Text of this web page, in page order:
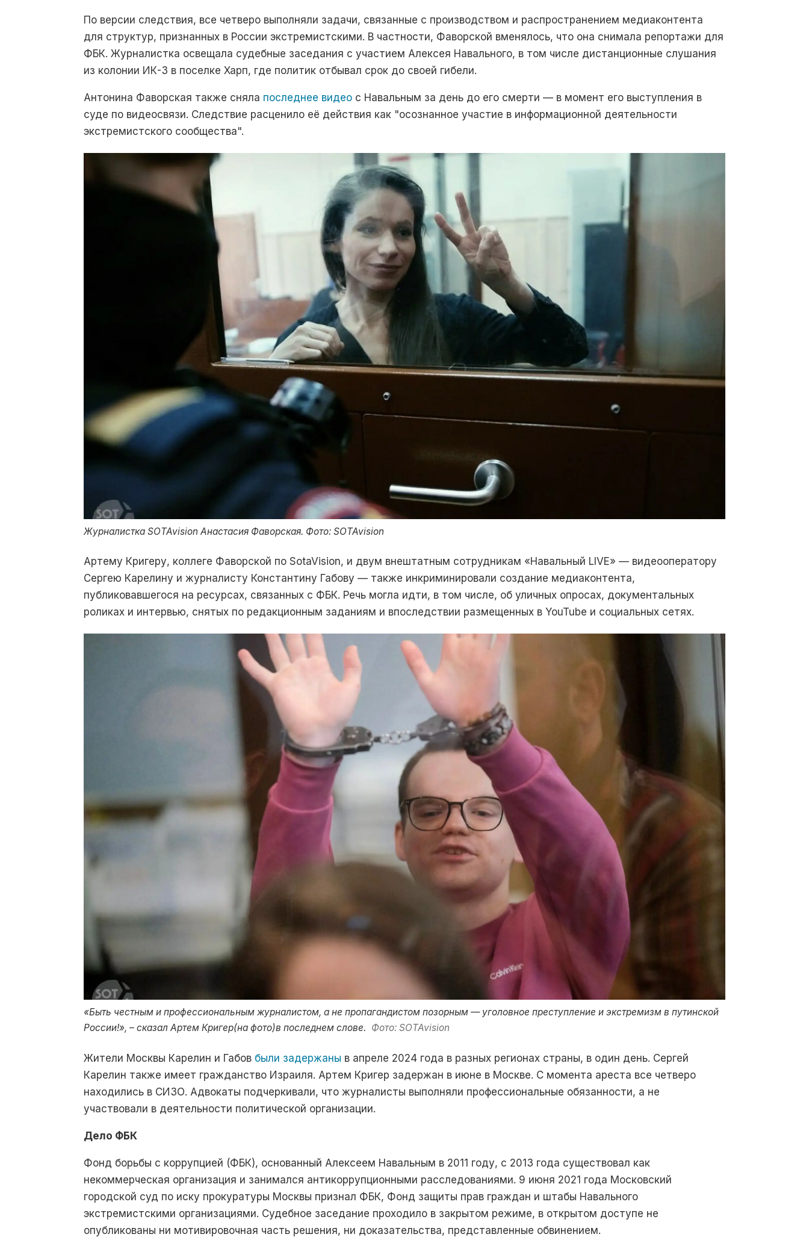
По версии следствия, все четверо выполняли задачи, связанные с производством и распространением медиаконтента
для структур, признанных в России экстремистскими. В частности, Фаворской вменялось, что она снимала репортажи для
ФБК. Журналистка освещала судебные заседания с участием Алексея Навального, в том числе дистанционные слушания
из колонии ИК-3 в поселке Харп, где политик отбывал срок до своей гибели.
Антонина Фаворская также сняла последнее видео с Навальным за день до его смерти — в момент его выступления в
суде по видеосвязи. Следствие расценило её действия как "осознанное участие в информационной деятельности
экстремистского сообщества".
Журналистка SOTAvision Анастасия Фаворская. Фото: SOTAvision
Артему Кригеру, коллеге Фаворской по SotaVision, и двум внештатным сотрудникам «Навальный LIVE» — видеооператору
Сергею Карелину и журналисту Константину Габову — также инкриминировали создание медиаконтента,
публиковавшегося на ресурсах, связанных с ФБК. Речь могла идти, в том числе, об уличных опросах, документальных
роликах и интервью, снятых по редакционным заданиям и впоследствии размещенных в YouTube и социальных сетях.
«Быть честным и профессиональным журналистом, а не пропагандистом позорным — уголовное преступление и экстремизм в путинской
России!», – сказал Артем Кригер(на фото)в последнем слове. Фото: SOTAvision
Жители Москвы Карелин и Габов были задержаны в апреле 2024 года в разных регионах страны, в один день. Сергей
Карелин также имеет гражданство Израиля. Артем Кригер задержан в июне в Москве. С момента ареста все четверо
находились в СИЗО. Адвокаты подчеркивали, что журналисты выполняли профессиональные обязанности, а не
участвовали в деятельности политической организации.
Дело ФБК
Фонд борьбы с коррупцией (ФБК), основанный Алексеем Навальным в 2011 году, с 2013 года существовал как
некоммерческая организация и занимался антикоррупционными расследованиями. 9 июня 2021 года Московский
городской суд по иску прокуратуры Москвы признал ФБК, Фонд защиты прав граждан и штабы Навального
экстремистскими организациями. Судебное заседание проходило в закрытом режиме, в открытом доступе не
опубликованы ни мотивировочная часть решения, ни доказательства, представленные обвинением.